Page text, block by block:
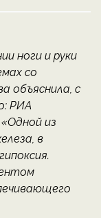
ноги и руки
со
объяснила, с
РИА
из
в